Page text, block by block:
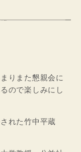
りまた懇親会に
ので楽しみにし
れた竹中平蔵